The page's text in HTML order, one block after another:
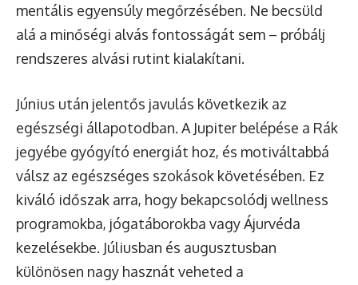
mentális egyensúly megőrzésében. Ne becsüld
alá a minőségi alvás fontosságát sem – próbálj
rendszeres alvási rutint kialakítani.
Június után jelentős javulás következik az
egészségi állapotodban. A Jupiter belépése a Rák
jegyébe gyógyító energiát hoz, és motiváltabbá
válsz az egészséges szokások követésében. Ez
kiváló időszak arra, hogy bekapcsolódj wellness
programokba, jógatábor­okba vagy Ájurvéda
kezelésekbe. Júliusban és augusztusban
különösen nagy hasznát veheted a